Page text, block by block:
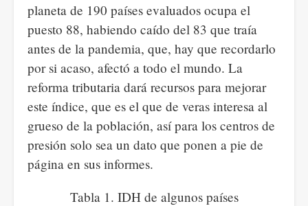
planeta de 190 países evaluados ocupa el
puesto 88, habiendo caído del 83 que traía
antes de la pandemia, que, hay que recordarlo
por si acaso, afectó a todo el mundo. La
reforma tributaria dará recursos para mejorar
este índice, que es el que de veras interesa al
grueso de la población, así para los centros de
presión solo sea un dato que ponen a pie de
página en sus informes.
Tabla 1. IDH de algunos países